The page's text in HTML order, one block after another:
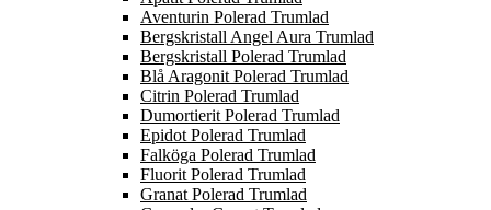
Aventurin Polerad Trumlad
Bergskristall Angel Aura Trumlad
Bergskristall Polerad Trumlad
Blå Aragonit Polerad Trumlad
Citrin Polerad Trumlad
Dumortierit Polerad Trumlad
Epidot Polerad Trumlad
Falköga Polerad Trumlad
Fluorit Polerad Trumlad
Granat Polerad Trumlad